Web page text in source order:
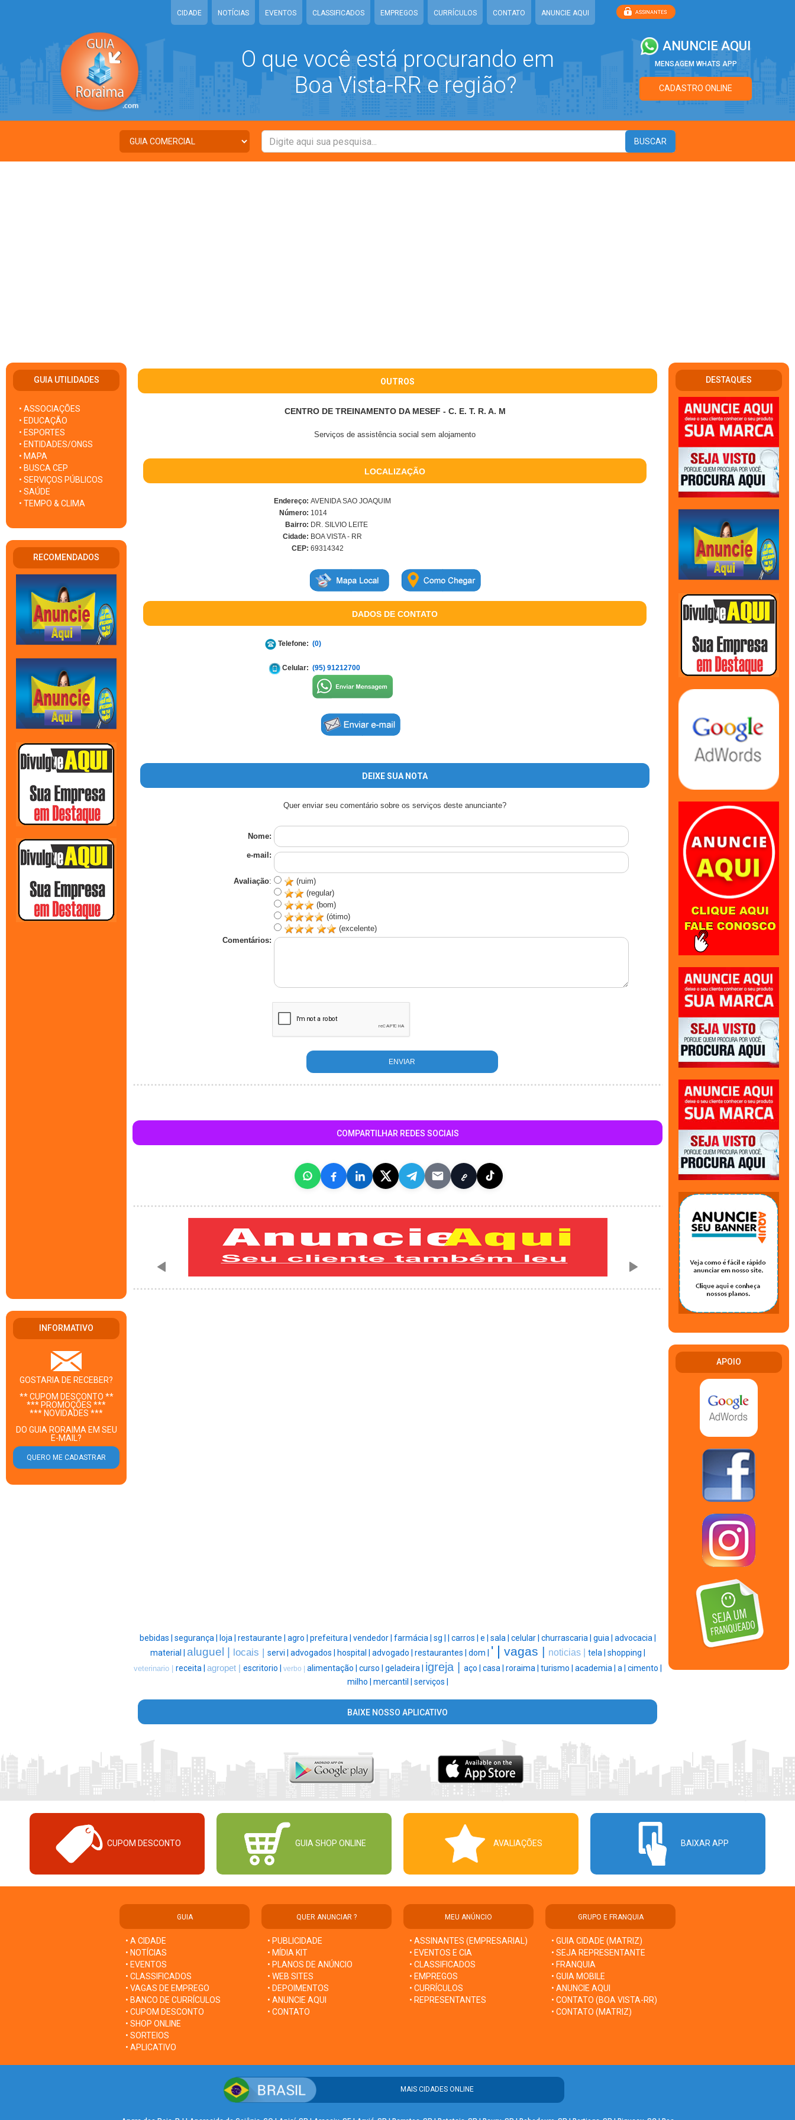
CIDADE NOTÍCIAS EVENTOS CLASSIFICADOS EMPREGOS CURRÍCULOS CONTATO ANUNCIE AQUI
O que você está procurando em
Boa Vista-RR e região?
ANUNCIE AQUI
MENSAGEM WHATS APP
CADASTRO ONLINE
GUIA UTILIDADES
• ASSOCIAÇÕES
• EDUCAÇÃO
• ESPORTES
• ENTIDADES/ONGS
• MAPA
• BUSCA CEP
• SERVIÇOS PÚBLICOS
• SAÚDE
• TEMPO & CLIMA
RECOMENDADOS
INFORMATIVO
GOSTARIA DE RECEBER?
** CUPOM DESCONTO **
*** PROMOÇÕES ***
*** NOVIDADES ***
DO GUIA RORAIMA EM SEU
E-MAIL?
OUTROS
CENTRO DE TREINAMENTO DA MESEF - C. E. T. R. A. M
Serviços de assistência social sem alojamento
LOCALIZAÇÃO
Endereço: AVENIDA SAO JOAQUIM
Número: 1014
Bairro: DR. SILVIO LEITE
Cidade: BOA VISTA - RR
CEP: 69314342
DADOS DE CONTATO
Telefone: (0)
Celular: (95) 91212700
DEIXE SUA NOTA
Quer enviar seu comentário sobre os serviços deste anunciante?
Nome:
e-mail:
Avaliação:
(ruim)
(regular)
(bom)
(ótimo)
(excelente)
Comentários:
COMPARTILHAR REDES SOCIAIS
bebidas | segurança | loja | restaurante | agro | prefeitura | vendedor | farmácia | sg | carros | e | sala | celular | churrascaria | guia | advocacia |
material | aluguel | locais | servi | advogados | hospital | advogado | restaurantes | dom | ' | vagas | noticias | tela | shopping |
veterinario | receita | agropet | escritorio | verbo | alimentação | curso | geladeira | igreja | aço | casa | roraima | turismo | academia | a | cimento |
milho | mercantil | serviços |
BAIXE NOSSO APLICATIVO
DESTAQUES
APOIO
CUPOM DESCONTO GUIA SHOP ONLINE AVALIAÇÕES BAIXAR APP
GUIA
• A CIDADE
• NOTÍCIAS
• EVENTOS
• CLASSIFICADOS
• VAGAS DE EMPREGO
• BANCO DE CURRÍCULOS
• CUPOM DESCONTO
• SHOP ONLINE
• SORTEIOS
• APLICATIVO
QUER ANUNCIAR ?
• PUBLICIDADE
• MÍDIA KIT
• PLANOS DE ANÚNCIO
• WEB SITES
• DEPOIMENTOS
• ANUNCIE AQUI
• CONTATO
MEU ANÚNCIO
• ASSINANTES (EMPRESARIAL)
• EVENTOS E CIA
• CLASSIFICADOS
• EMPREGOS
• CURRÍCULOS
• REPRESENTANTES
GRUPO E FRANQUIA
• GUIA CIDADE (MATRIZ)
• SEJA REPRESENTANTE
• FRANQUIA
• GUIA MOBILE
• ANUNCIE AQUI
• CONTATO (BOA VISTA-RR)
• CONTATO (MATRIZ)
MAIS CIDADES ONLINE